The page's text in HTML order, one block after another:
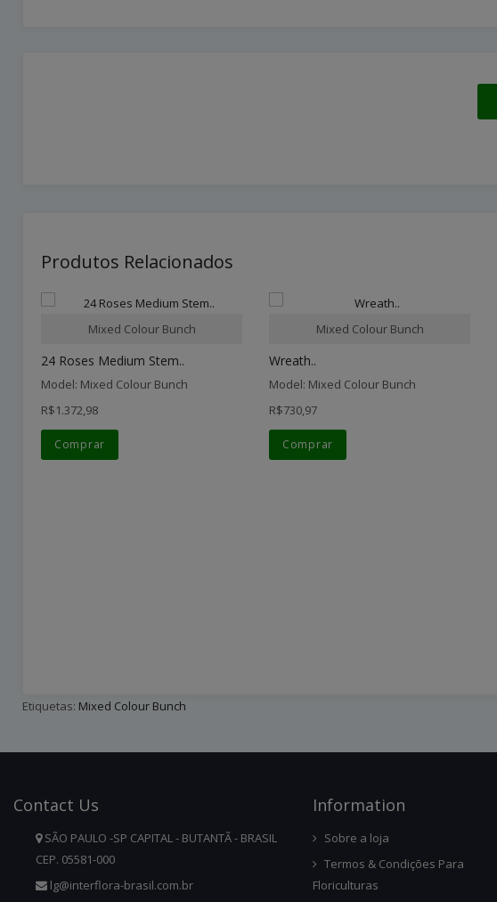
Produtos Relacionados
Mixed Colour Bunch
24 Roses Medium Stem..
Model: Mixed Colour Bunch
R$1.372,98
Comprar
Mixed Colour Bunch
Wreath..
Model: Mixed Colour Bunch
R$730,97
Comprar
Etiquetas: Mixed Colour Bunch
Contact Us
SÃO PAULO -SP CAPITAL - BUTANTÃ - BRASIL
CEP. 05581-000
lg@interflora-brasil.com.br
InforMation
Sobre a loja
Termos & Condições Para
Floriculturas